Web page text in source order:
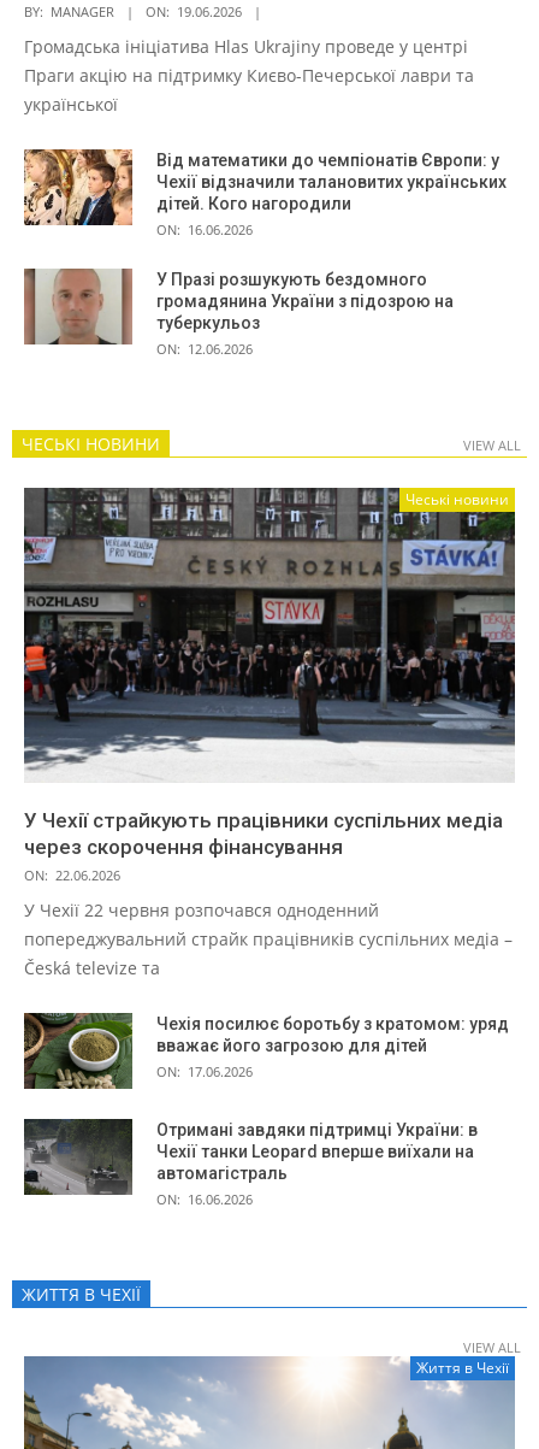
BY: MANAGER ON: 19.06.2026
Громадська ініціатива Hlas Ukrajiny проведе у центрі
Праги акцію на підтримку Києво-Печерської лаври та
української
Від математики до чемпіонатів Європи: у
Чехії відзначили талановитих українських
дітей. Кого нагородили
ON: 16.06.2026
У Празі розшукують бездомного
громадянина України з підозрою на
туберкульоз
ON: 12.06.2026
ЧЕСЬКІ НОВИНИ VIEW ALL
Чеські новини
У Чехії страйкують працівники суспільних медіа
через скорочення фінансування
ON: 22.06.2026
У Чехії 22 червня розпочався одноденний
попереджувальний страйк працівників суспільних медіа –
Česká televize та
Чехія посилює боротьбу з кратомом: уряд
вважає його загрозою для дітей
ON: 17.06.2026
Отримані завдяки підтримці України: в
Чехії танки Leopard вперше виїхали на
автомагістраль
ON: 16.06.2026
ЖИТТЯ В ЧЕXІЇ
VIEW ALL
Життя в Чеxії